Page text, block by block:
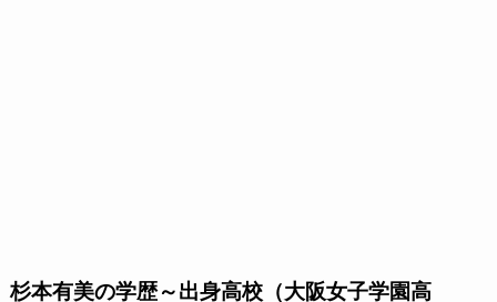
杉本有美の学歴～出身高校（大阪女子学園高